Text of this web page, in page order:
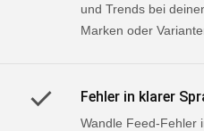
und Trends bei
Marken oder
Fehler in klarer
Wandle Feed-Fehler